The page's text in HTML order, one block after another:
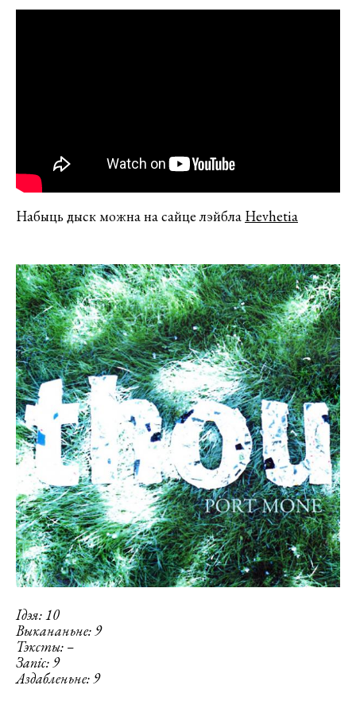
Набыць дыск можна на сайце лэйбла Hevhetia
Ідэя: 10
Выкананьне: 9
Тэксты: –
Запіс: 9
Аздабленьне: 9